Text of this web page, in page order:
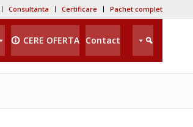
Consultanta Certificare Pachet complet
CERE OFERTA Contact